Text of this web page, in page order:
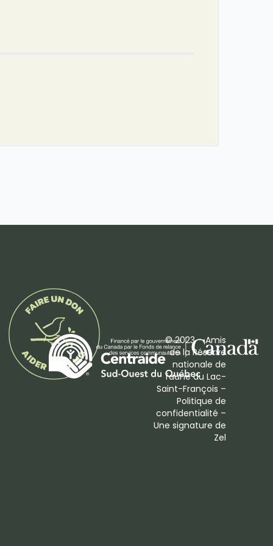
© 2023 – Amis
de la Réserve
nationale de
faune du Lac-
Saint-François –
Politique de
confidentialité –
Une signature de
Zel